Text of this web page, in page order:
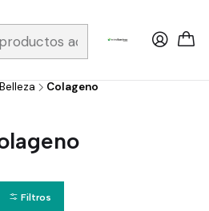
/ Envios a todo el país y
Belleza Colageno
Filtros